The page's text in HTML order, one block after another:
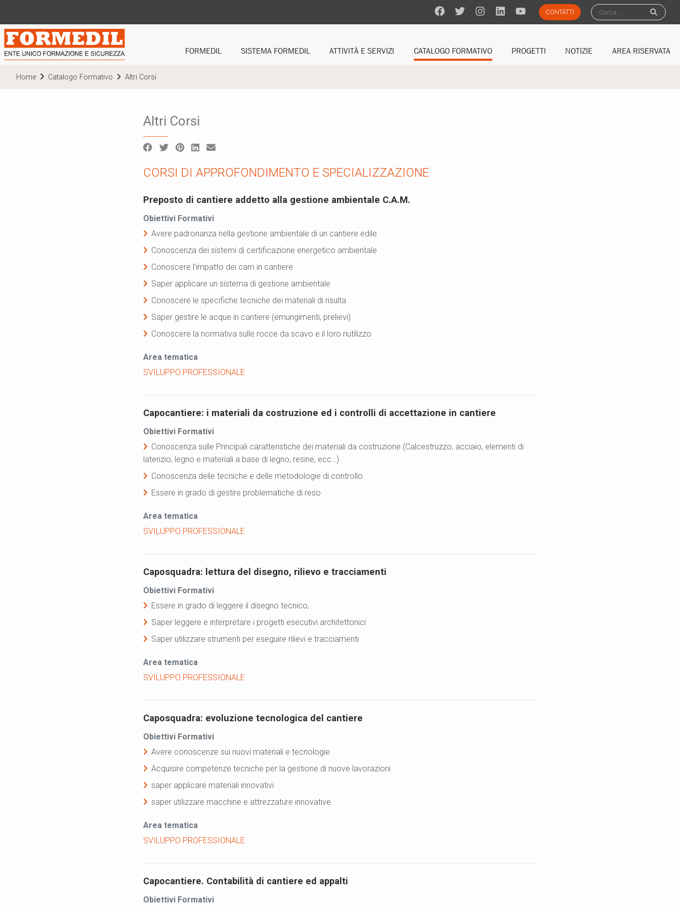
CONTATTI
FORMEDIL
PRIVACY POLICY
MODELLO ORGANIZZATIVO
SISTEMA FORMEDIL ATTIVITÀ E SERVIZI
FAD
FORMAZIONE FORMATORI
SERVIZI PER IL LAVORO BLEN.IT
BDFC - BANCA DATI FORMAZIONE
COVID
CATALOGO FORMATIVO PROGETTI NOTIZIE AREA RISERVATA
Home Catalogo Formativo Altri Corsi
Altri Corsi
CORSI DI APPROFONDIMENTO E SPECIALIZZAZIONE
Preposto di cantiere addetto alla gestione ambientale C.A.M.
Obiettivi Formativi
Avere padronanza nella gestione ambientale di un cantiere edile
Conoscenza dei sistemi di certificazione energetico ambientale
Conoscere l’impatto dei cam in cantiere
Saper applicare un sistema di gestione ambientale
Conoscere le specifiche tecniche dei materiali di risulta
Saper gestire le acque in cantiere (emungimenti, prelievi)
Conoscere la normativa sulle rocce da scavo e il loro riutilizzo
Area tematica
SVILUPPO PROFESSIONALE
Capocantiere: i materiali da costruzione ed i controlli di accettazione in cantiere
Obiettivi Formativi
Conoscenza sulle Principali caratteristiche dei materiali da costruzione (Calcestruzzo, acciaio, elementi di
laterizio, legno e materiali a base di legno, resine, ecc…)
Conoscenza delle tecniche e delle metodologie di controllo
Essere in grado di gestire problematiche di reso
Area tematica
SVILUPPO PROFESSIONALE
Caposquadra: lettura del disegno, rilievo e tracciamenti
Obiettivi Formativi
Essere in grado di leggere il disegno tecnico,
Saper leggere e interpretare i progetti esecutivi architettonici
Saper utilizzare strumenti per eseguire rilievi e tracciamenti
Area tematica
SVILUPPO PROFESSIONALE
Caposquadra: evoluzione tecnologica del cantiere
Obiettivi Formativi
Avere conoscenze sui nuovi materiali e tecnologie
Acquisire competenze tecniche per la gestione di nuove lavorazioni
saper applicare materiali innovativi
saper utilizzare macchine e attrezzature innovative
Area tematica
SVILUPPO PROFESSIONALE
Capocantiere. Contabilità di cantiere ed appalti
Obiettivi Formativi